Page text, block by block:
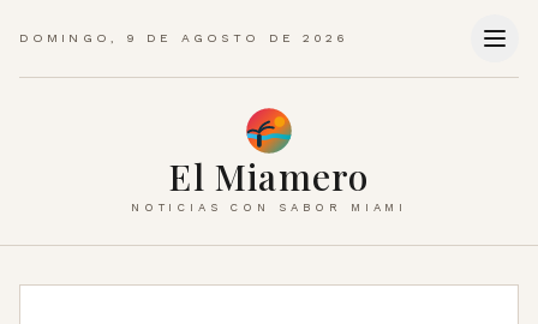
DOMINGO, 9 DE AGOSTO DE 2026
El Miamero
NOTICIAS CON SABOR MIAMI